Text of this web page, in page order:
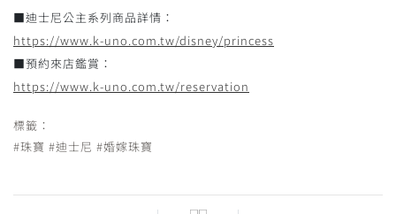
■迪士尼公主系列商品詳情：
https://www.k-uno.com.tw/disney/princess
■預約來店鑑賞：
https://www.k-uno.com.tw/reservation
標籤：
#珠寶 #迪士尼 #婚嫁珠寶